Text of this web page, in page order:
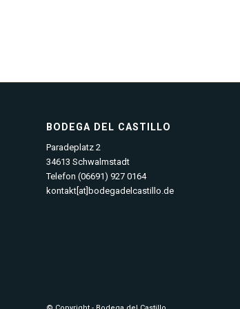
BODEGA DEL CASTILLO
Paradeplatz 2
34613 Schwalmstadt
Telefon (06691) 927 0164
kontakt[at]bodegadelcastillo.de